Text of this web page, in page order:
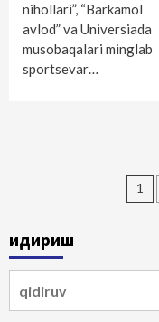
nihollari”, “Barkamol
avlod” va Universiada
musobaqalari minglab
sportsevar…
1
Қидириш